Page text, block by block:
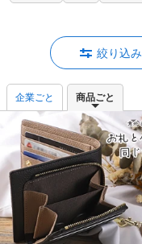
絞り込み
企業ごと 商品ごと